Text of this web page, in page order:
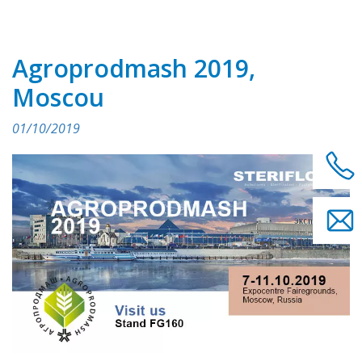
Agroprodmash 2019,
Moscou
01/10/2019